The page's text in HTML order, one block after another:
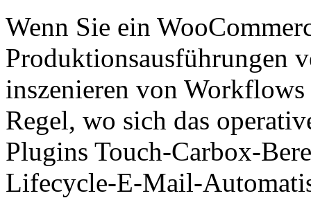
Wenn Sie ein
Produktionsausführungen
inszenieren von
Regel, wo sich das
Plugins Touch-Carbox-
Lifecycle-E-Mail-